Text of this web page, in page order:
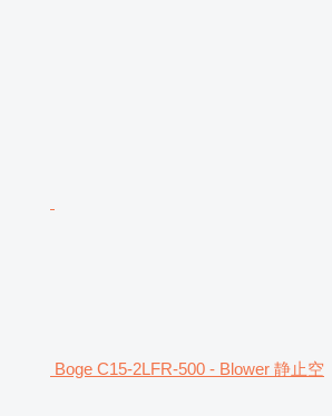
Boge C15-2LFR-500 - Blower 静止空